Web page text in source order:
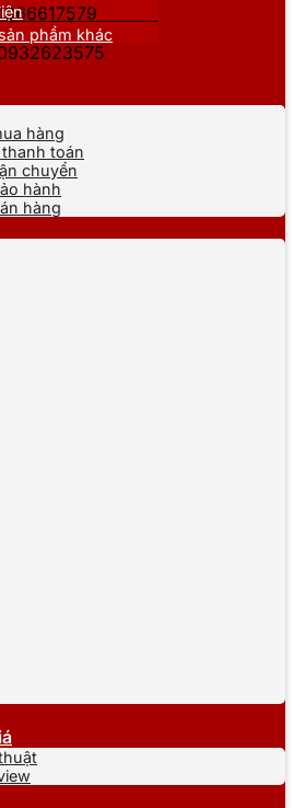
phẩm khác
hàng
toán
chuyển
hành
hàng